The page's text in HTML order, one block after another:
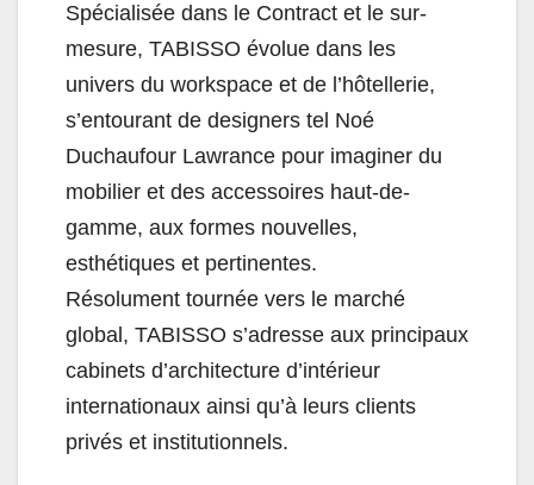
Spécialisée dans le Contract et le sur-
mesure, TABISSO évolue dans les
univers du workspace et de l’hôtellerie,
s’entourant de designers tel Noé
Duchaufour Lawrance pour imaginer du
mobilier et des accessoires haut-de-
gamme, aux formes nouvelles,
esthétiques et pertinentes.
Résolument tournée vers le marché
global, TABISSO s’adresse aux principaux
cabinets d’architecture d’intérieur
internationaux ainsi qu’à leurs clients
privés et institutionnels.